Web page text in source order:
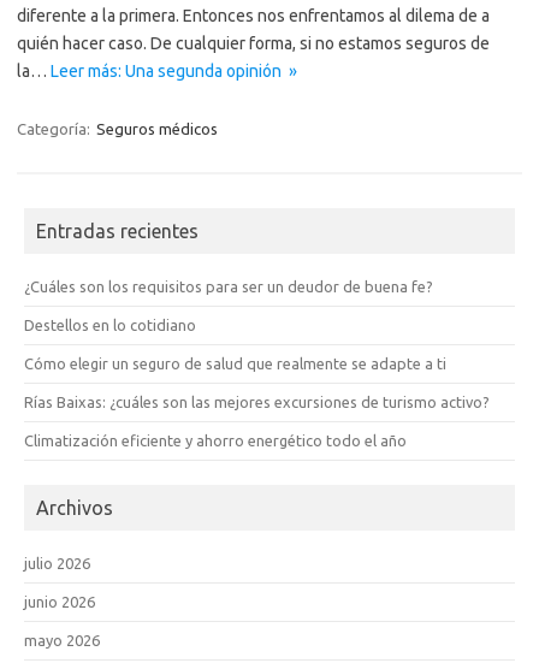
diferente a la primera. Entonces nos enfrentamos al dilema de a
quién hacer caso. De cualquier forma, si no estamos seguros de
la… Leer más: Una segunda opinión »
Categoría: Seguros médicos
Entradas recientes
¿Cuáles son los requisitos para ser un deudor de buena fe?
Destellos en lo cotidiano
Cómo elegir un seguro de salud que realmente se adapte a ti
Rías Baixas: ¿cuáles son las mejores excursiones de turismo activo?
Climatización eficiente y ahorro energético todo el año
Archivos
julio 2026
junio 2026
mayo 2026